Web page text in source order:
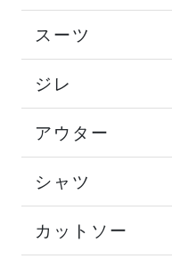
スーツ
ジレ
アウター
シャツ
カットソー